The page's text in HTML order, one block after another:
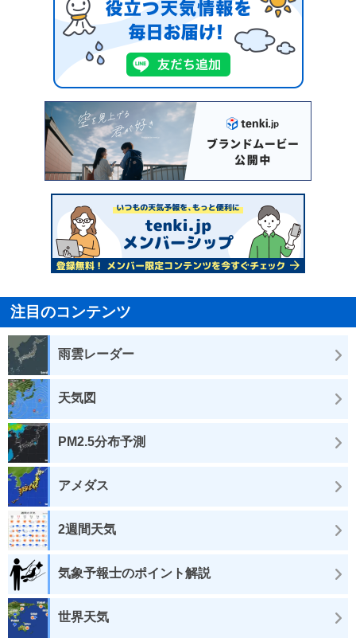
注目のコンテンツ
雨雲レーダー
天気図
PM2.5分布予測
アメダス
2週間天気
気象予報士のポイント解説
世界天気